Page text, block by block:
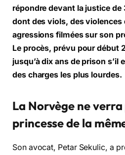
répondre devant la justice de
dont des viols, des violences
agressions filmées sur son
Le procès, prévu pour début
jusqu’à dix ans de prison s’il
des charges les plus lourdes.
La Norvège ne verra
princesse de la
Son avocat, Petar Sekulic, a